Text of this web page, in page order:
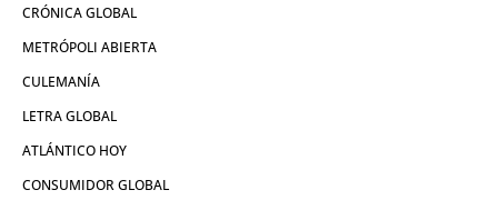
CRÓNICA GLOBAL
METRÓPOLI ABIERTA
CULEMANÍA
LETRA GLOBAL
ATLÁNTICO HOY
CONSUMIDOR GLOBAL